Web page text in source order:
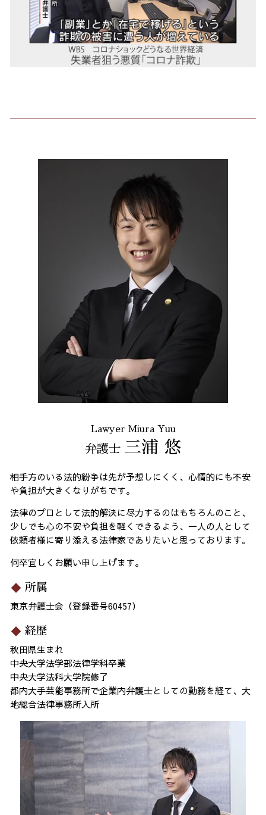
Lawyer Miura Yuu
弁護士 三浦 悠
相手方のいる法的紛争は先が予想しにくく、心情的にも不安
や負担が大きくなりがちです。
法律のプロとして法的解決に尽力するのはもちろんのこと、
少しでも心の不安や負担を軽くできるよう、一人の人として
依頼者様に寄り添える法律家でありたいと思っております。
何卒宜しくお願い申し上げます。
所属
東京弁護士会（登録番号60457）
経歴
秋田県生まれ
中央大学法学部法律学科卒業
中央大学法科大学院修了
都内大手芸能事務所で企業内弁護士としての勤務を経て、大
地総合法律事務所入所